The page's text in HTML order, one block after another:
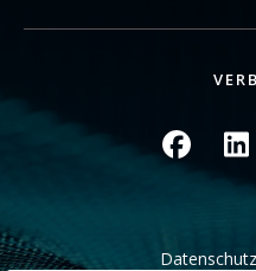
Bild Bild